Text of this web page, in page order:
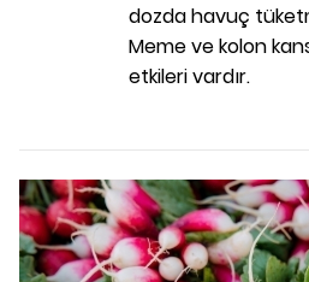
dozda havuç
Meme ve kolon
etkileri vardır.